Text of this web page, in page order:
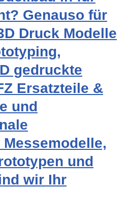
Genauso für
Druck Modelle
gedruckte
Ersatzteile &
und
und
wir Ihr